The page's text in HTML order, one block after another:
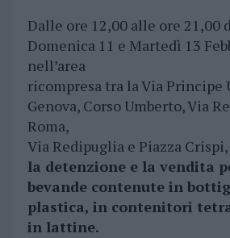
Dalle ore 12,00 alle ore 21,00
Domenica 11 e Martedì 13
nell’area
ricompresa tra la Via Principe
Genova, Corso Umberto, Via
Roma,
Via Redipuglia e Piazza Crispi,
la detenzione e la vendita
bevande contenute in
plastica, in contenitori
in lattine.